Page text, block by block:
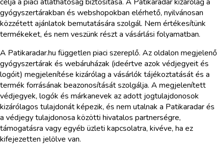
gyógyszertárakban és webshopokban elérhető, nyilvánosan
közzétett ajánlatok bemutatására szolgál. Nem értékesítünk
termékeket, és nem veszünk részt a vásárlási folyamatban.
A Patikaradar.hu független piaci szereplő. Az oldalon megjelenő
gyógyszertárak és webáruházak (ideértve azok védjegyeit és
logóit) megjelenítése kizárólag a vásárlók tájékoztatását és a
termék forrásának beazonosítását szolgálja. A megjelenített
védjegyek, logók és márkanevek az adott jogtulajdonosok
kizárólagos tulajdonát képezik, és nem utalnak a Patikaradar és
a védjegy tulajdonosa közötti hivatalos partnerségre,
támogatásra vagy egyéb üzleti kapcsolatra, kivéve, ha ez
kifejezetten jelölve van.